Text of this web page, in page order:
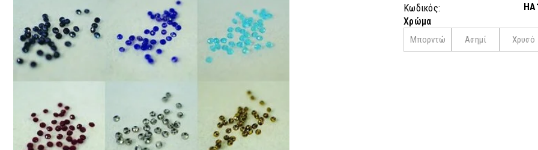
Κωδικός:
Χρώμα
Μπορντώ Ασημί Χρυσό